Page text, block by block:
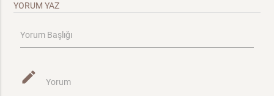
YORUM YAZ
Yorum Başlığı
mode_edit Yorum